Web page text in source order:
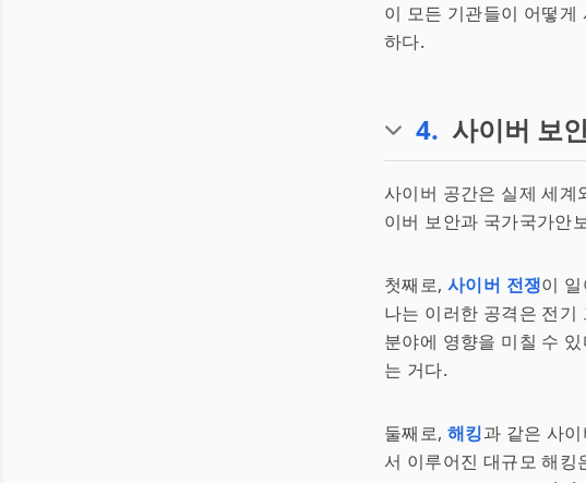
이 모든 기관들이 어떻
하다.
4. 사이버 보
사이버 공간은 실제 세계
이버 보안과 국가국가안
첫째로, 사이버 전쟁이
나는 이러한 공격은 전
분야에 영향을 미칠 수
는 거다.
둘째로, 해킹과 같은 사
서 이루어진 대규모 해킹